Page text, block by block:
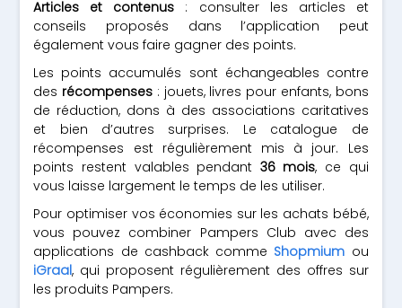
Articles et contenus : consulter les articles et
conseils proposés dans l’application peut
également vous faire gagner des points.
Les points accumulés sont échangeables contre
des récompenses : jouets, livres pour enfants, bons
de réduction, dons à des associations caritatives
et bien d’autres surprises. Le catalogue de
récompenses est régulièrement mis à jour. Les
points restent valables pendant 36 mois, ce qui
vous laisse largement le temps de les utiliser.
Pour optimiser vos économies sur les achats bébé,
vous pouvez combiner Pampers Club avec des
applications de cashback comme Shopmium ou
iGraal, qui proposent régulièrement des offres sur
les produits Pampers.